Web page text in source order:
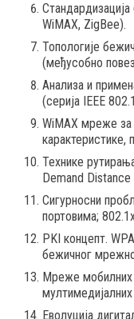
WiMAX, ZigBee).
Топологије
(међусобно
Анализа и
(серија IEEE
WiMAX мреже за
карактеристике,
Технике
Demand
Сигурносни
портовима;
PKI концепт.
бежичног
Мреже мобилних
Еволуција